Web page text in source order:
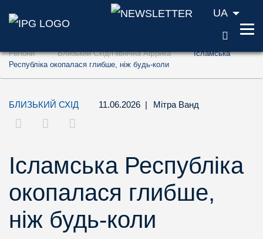
Перейти до змісту (ключ доступу '1')
Перейти до пошуку (ключ доступу '2')
UA
Регіони Близький Схід/Північна Африка
Ісламська
Республіка окопалася глибше, ніж будь-коли
БЛИЗЬКИЙ СХІД 11.06.2026 | Мітра Ванд
Ісламська Республіка
окопалася глибше,
ніж будь-коли